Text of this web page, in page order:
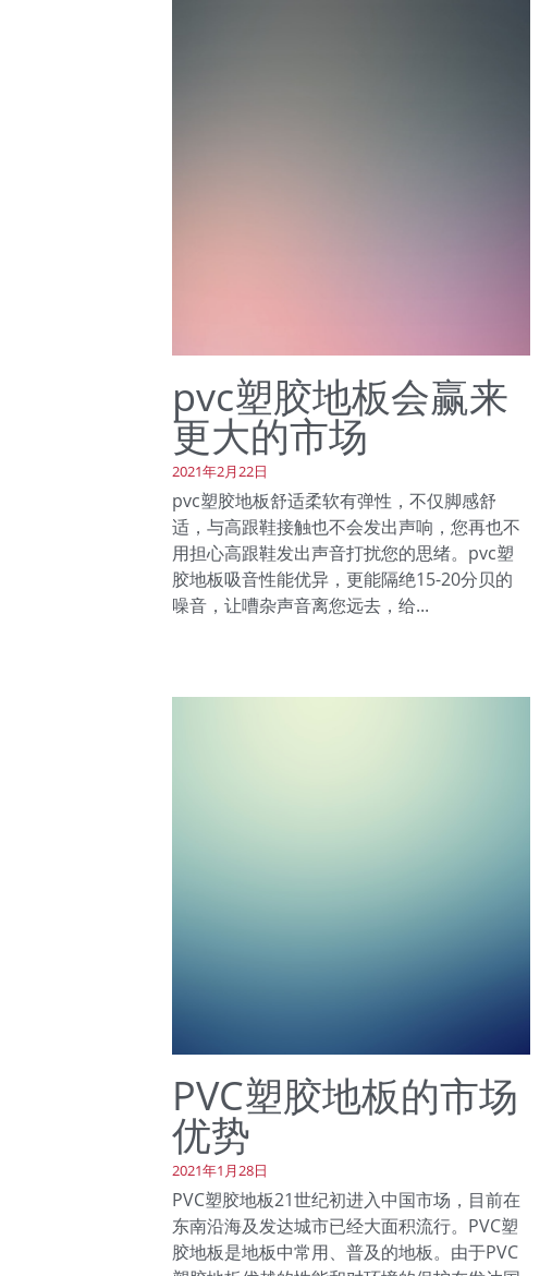
pvc塑胶地板会赢来
更大的市场
2021年2月22日
pvc塑胶地板舒适柔软有弹性，不仅脚感舒
适，与高跟鞋接触也不会发出声响，您再也不
用担心高跟鞋发出声音打扰您的思绪。pvc塑
胶地板吸音性能优异，更能隔绝15-20分贝的
噪音，让嘈杂声音离您远去，给...
PVC塑胶地板的市场
优势
2021年1月28日
PVC塑胶地板21世纪初进入中国市场，目前在
东南沿海及发达城市已经大面积流行。PVC塑
胶地板是地板中常用、普及的地板。由于PVC